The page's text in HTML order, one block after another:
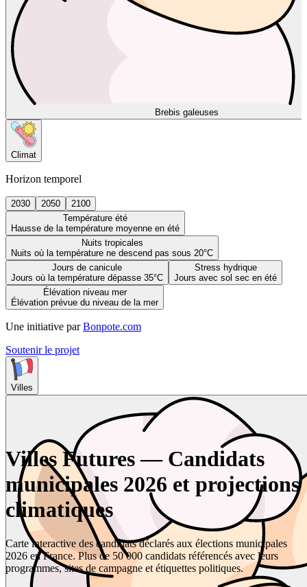
Brebis galeuses
Climat
Horizon temporel
2030 2050
2100
Température été
Hausse de la température moyenne en été
Nuits tropicales
Nuits où la température ne descend pas sous 20°C
Jours de canicule
Jours où la température dépasse 35°C
Stress hydrique
Jours avec sol sec en été
Élévation niveau mer
Élévation prévue du niveau de la mer
Une initiative par Bonpote.com
Soutenir le projet
Villes
Villes Futures — Candidats
municipales 2026 et projections
climatiques
Carte interactive des candidats déclarés aux élections municipales
2026 en France. Plus de 50 000 candidats référencés avec leurs
programmes, sites de campagne et étiquettes politiques.